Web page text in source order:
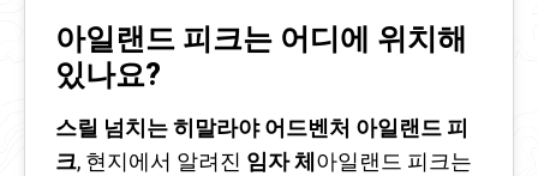
아일랜드 피크는 어디에 위치해
있나요?
스릴 넘치는 히말라야 어드벤처 아일랜드 피
크, 현지에서 알려진 임자 체 아일랜드 피크는